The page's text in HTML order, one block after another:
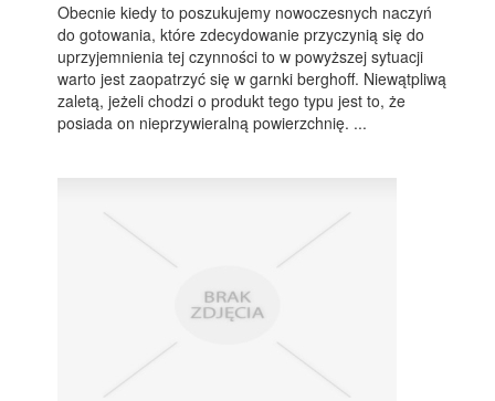
Obecnie kiedy to poszukujemy nowoczesnych naczyń
do gotowania, które zdecydowanie przyczynią się do
uprzyjemnienia tej czynności to w powyższej sytuacji
warto jest zaopatrzyć się w garnki berghoff. Niewątpliwą
zaletą, jeżeli chodzi o produkt tego typu jest to, że
posiada on nieprzywieralną powierzchnię. ...